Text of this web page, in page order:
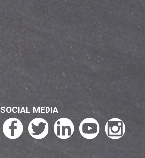
SOCIAL MEDIA